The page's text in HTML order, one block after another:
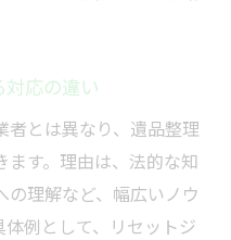
応の違い
者とは異なり、遺品整理
ます。理由は、法的な知
理解など、幅広いノウ
例として、リセットジ